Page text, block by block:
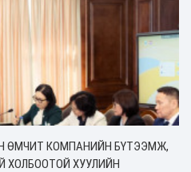
ӨМЧИТ КОМПАНИЙН БҮТЭЭМЖ,
ХОЛБООТОЙ ХУУЛИЙН